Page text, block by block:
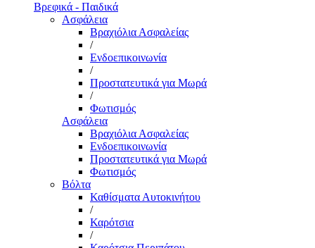
Βρεφικά - Παιδικά
Ασφάλεια
Βραχιόλια Ασφαλείας
/
Ενδοεπικοινωνία
/
Προστατευτικά για Μωρά
/
Φωτισμός
Ασφάλεια
Βραχιόλια Ασφαλείας
Ενδοεπικοινωνία
Προστατευτικά για Μωρά
Φωτισμός
Βόλτα
Καθίσματα Αυτοκινήτου
/
Καρότσια
/